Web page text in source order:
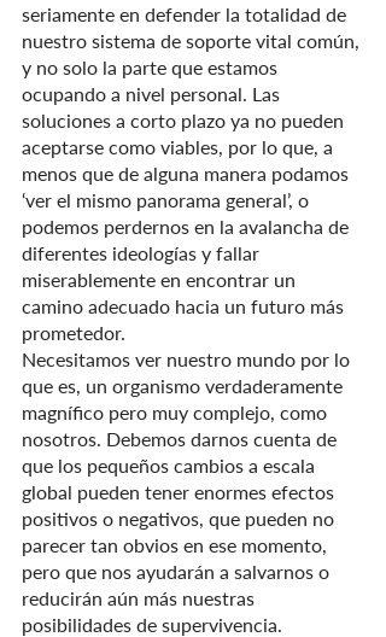
seriamente en defender la totalidad de
nuestro sistema de soporte vital común,
y no solo la parte que estamos
ocupando a nivel personal. Las
soluciones a corto plazo ya no pueden
aceptarse como viables, por lo que, a
menos que de alguna manera podamos
‘ver el mismo panorama general’, o
podemos perdernos en la avalancha de
diferentes ideologías y fallar
miserablemente en encontrar un
camino adecuado hacia un futuro más
prometedor.
Necesitamos ver nuestro mundo por lo
que es, un organismo verdaderamente
magnífico pero muy complejo, como
nosotros. Debemos darnos cuenta de
que los pequeños cambios a escala
global pueden tener enormes efectos
positivos o negativos, que pueden no
parecer tan obvios en ese momento,
pero que nos ayudarán a salvarnos o
reducirán aún más nuestras
posibilidades de supervivencia.